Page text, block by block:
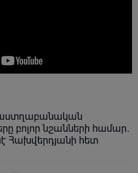
բոլոր նշանների համար․
Հախվերդյանի հետ